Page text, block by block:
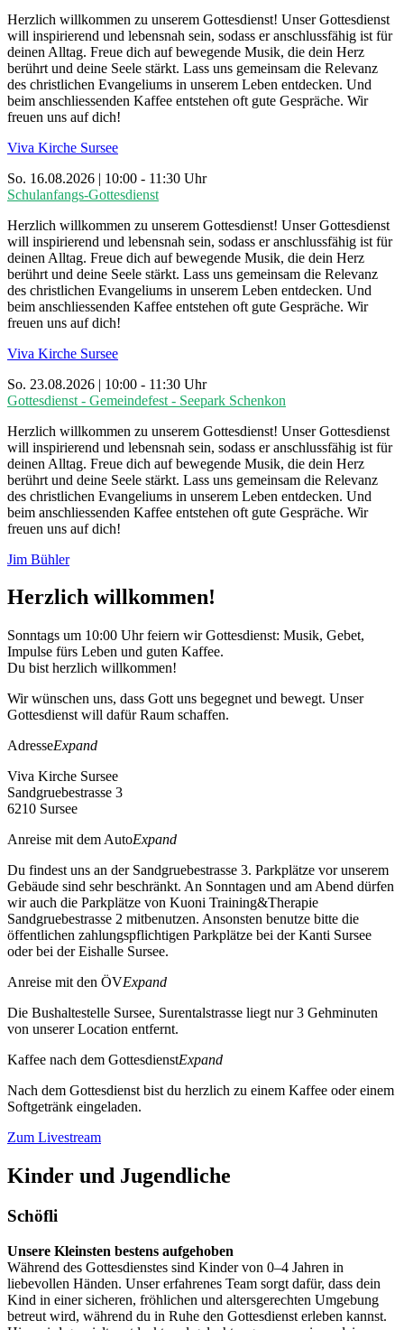
Herzlich willkommen zu unserem Gottesdienst! Unser Gottesdienst
will inspirierend und lebensnah sein, sodass er anschlussfähig ist für
deinen Alltag. Freue dich auf bewegende Musik, die dein Herz
berührt und deine Seele stärkt. Lass uns gemeinsam die Relevanz
des christlichen Evangeliums in unserem Leben entdecken. Und
beim anschliessenden Kaffee entstehen oft gute Gespräche. Wir
freuen uns auf dich!
Viva Kirche Sursee
So. 16.08.2026 | 10:00 - 11:30 Uhr
Schulanfangs-Gottesdienst
Herzlich willkommen zu unserem Gottesdienst! Unser Gottesdienst
will inspirierend und lebensnah sein, sodass er anschlussfähig ist für
deinen Alltag. Freue dich auf bewegende Musik, die dein Herz
berührt und deine Seele stärkt. Lass uns gemeinsam die Relevanz
des christlichen Evangeliums in unserem Leben entdecken. Und
beim anschliessenden Kaffee entstehen oft gute Gespräche. Wir
freuen uns auf dich!
Viva Kirche Sursee
So. 23.08.2026 | 10:00 - 11:30 Uhr
Gottesdienst - Gemeindefest - Seepark Schenkon
Herzlich willkommen zu unserem Gottesdienst! Unser Gottesdienst
will inspirierend und lebensnah sein, sodass er anschlussfähig ist für
deinen Alltag. Freue dich auf bewegende Musik, die dein Herz
berührt und deine Seele stärkt. Lass uns gemeinsam die Relevanz
des christlichen Evangeliums in unserem Leben entdecken. Und
beim anschliessenden Kaffee entstehen oft gute Gespräche. Wir
freuen uns auf dich!
Jim Bühler
Herzlich willkommen!
Sonntags um 10:00 Uhr feiern wir Gottesdienst: Musik, Gebet,
Impulse fürs Leben und guten Kaffee.
Du bist herzlich willkommen!
Wir wünschen uns, dass Gott uns begegnet und bewegt. Unser
Gottesdienst will dafür Raum schaffen.
AdresseExpand
Viva Kirche Sursee
Sandgruebestrasse 3
6210 Sursee
Anreise mit dem AutoExpand
Du findest uns an der Sandgruebestrasse 3. Parkplätze vor unserem
Gebäude sind sehr beschränkt. An Sonntagen und am Abend dürfen
wir auch die Parkplätze von Kuoni Training&Therapie
Sandgruebestrasse 2 mitbenutzen. Ansonsten benutze bitte die
öffentlichen zahlungspflichtigen Parkplätze bei der Kanti Sursee
oder bei der Eishalle Sursee.
Anreise mit den ÖVExpand
Die Bushaltestelle Sursee, Surentalstrasse liegt nur 3 Gehminuten
von unserer Location entfernt.
Kaffee nach dem GottesdienstExpand
Nach dem Gottesdienst bist du herzlich zu einem Kaffee oder einem
Softgetränk eingeladen.
Zum Livestream
Kinder und Jugendliche
Schöfli
Unsere Kleinsten bestens aufgehoben
Während des Gottesdienstes sind Kinder von 0–4 Jahren in
liebevollen Händen. Unser erfahrenes Team sorgt dafür, dass dein
Kind in einer sicheren, fröhlichen und altersgerechten Umgebung
betreut wird, während du in Ruhe den Gottesdienst erleben kannst.